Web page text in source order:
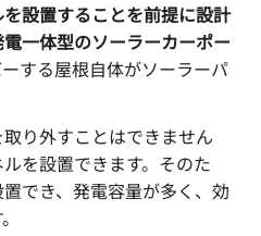
設置することを前提に設計
一体型のソーラーカーポー
する屋根自体がソーラーパ
り外すことはできません
を設置できます。そのた
でき、発電容量が多く、効